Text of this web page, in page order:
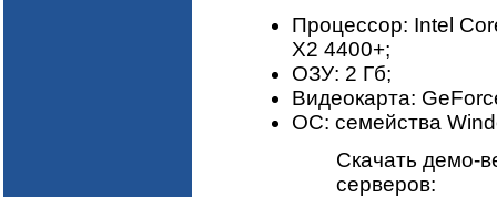
Процессор: Intel
X2 4400+;
ОЗУ: 2 Гб;
Видеокарта:
ОС: семейства
Скачать демо-
серверов: